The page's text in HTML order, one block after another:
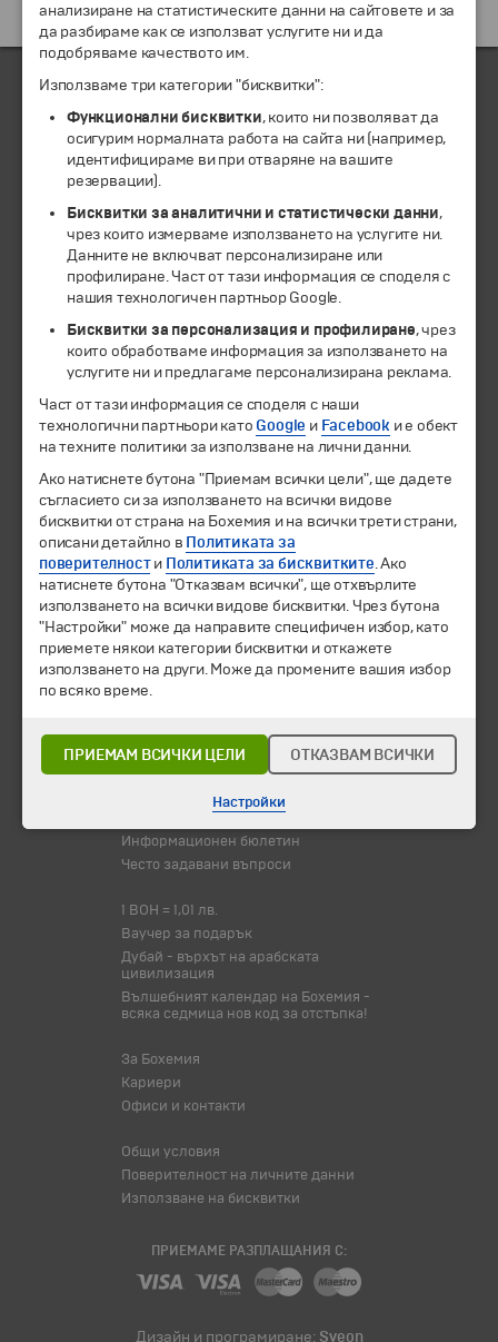
Екскурзии и почивки до Италия »
ЧЛЕН НА
© 1994-2026 Бохемия ООД.Всички права запазени.
Екскурзии и почивки
Направления
Календар
Всички програми от А до Я
Промоции
Горещи оферти
Потвърдени дати
Празници
Оферта на деня
Туристически обекти
Хотелски резервации
Корпоративно обслужване
Информационен бюлетин
Често задавани въпроси
1 BOH = 1,01 лв.
Ваучер за подарък
Дубай - върхът на арабската
цивилизация
Вълшебният календар на Бохемия -
всяка седмица нов код за отстъпка!
За Бохемия
Кариери
Офиси и контакти
Общи условия
Поверителност на личните данни
Използване на бисквитки
ПРИЕМАМЕ РАЗПЛАЩАНИЯ С:
Дизайн и програмиране: Sveon
анализиране на статистическите данни на сайтовете и за
да разбираме как се използват услугите ни и да
подобряваме качеството им.
Използваме три категории "бисквитки":
Функционални бисквитки, които ни позволяват да
осигурим нормалната работа на сайта ни (например,
идентифицираме ви при отваряне на вашите
резервации).
Бисквитки за аналитични и статистически данни,
чрез които измерваме използването на услугите ни.
Данните не включват персонализиране или
профилиране. Част от тази информация се споделя с
нашия технологичен партньор Google.
Бисквитки за персонализация и профилиране, чрез
които обработваме информация за използването на
услугите ни и предлагаме персонализирана реклама.
Част от тази информация се споделя с наши
технологични партньори като Google и Facebook и е обект
на техните политики за използване на лични данни.
Ако натиснете бутона "Приемам всички цели", ще дадете
съгласието си за използването на всички видове
бисквитки от страна на Бохемия и на всички трети страни,
описани детайлно в Политиката за
поверителности Политиката за бисквитките. Ако
натиснете бутона "Отказвам всички", ще отхвърлите
използването на всички видове бисквитки. Чрез бутона
"Настройки" може да направите специфичен избор, като
приемете някои категории бисквитки и откажете
използването на други. Може да промените вашия избор
по всяко време.
ПРИЕМАМ ВСИЧКИ ЦЕЛИ ОТКАЗВАМ ВСИЧКИ
Настройки